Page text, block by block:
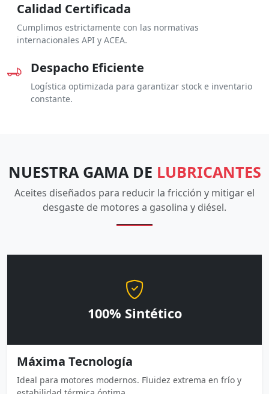
Calidad Certificada
Cumplimos estrictamente con las normativas
internacionales API y ACEA.
Despacho Eficiente
Logística optimizada para garantizar stock e inventario
constante.
NUESTRA GAMA DE LUBRICANTES
Aceites diseñados para reducir la fricción y mitigar el
desgaste de motores a gasolina y diésel.
100% Sintético
Máxima Tecnología
Ideal para motores modernos. Fluidez extrema en frío y